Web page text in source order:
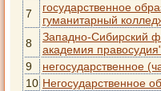
7
государственное
гуманитарный
8
Западно-Сибирский
академия
9
негосударственное
10 Негосударственное